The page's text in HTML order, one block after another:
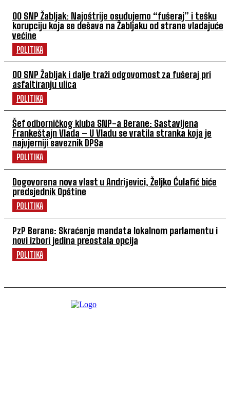
OO SNP Žabljak: Najoštrije osuđujemo “fušeraj” i tešku
korupciju koja se dešava na Žabljaku od strane vladajuće
većine
POLITIKA
OO SNP Žabljak i dalje traži odgovornost za fušeraj pri
asfaltiranju ulica
POLITIKA
Šef odborničkog kluba SNP-a Berane: Sastavljena
Frankeštajn Vlada – U Vladu se vratila stranka koja je
najvjerniji saveznik DPSa
POLITIKA
Dogovorena nova vlast u Andriјevici, Željko Ćulafić biće
predsjednik Opštine
POLITIKA
PzP Berane: Skraćenje mandata lokalnom parlamentu i
novi izbori jedina preostala opcija
POLITIKA